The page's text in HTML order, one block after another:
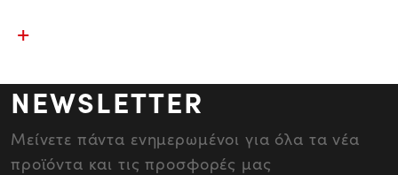
NEWSLETTER
Μείνετε πάντα ενημερωμένοι για όλα τα νέα
προϊόντα και τις προσφορές μας